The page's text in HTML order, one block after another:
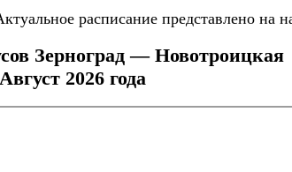
расписание представлено на
Зерноград — Новотроицкая
2026 года